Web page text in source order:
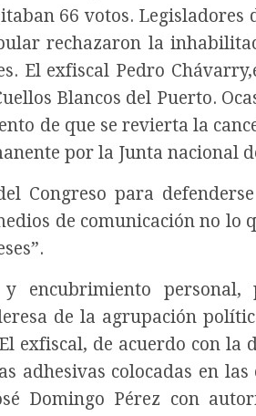
66 votos. Legisladores
rechazaron la
El exfiscal Pedro
Blancos del Puerto.
de que se revierta la
por la Junta nacional
Congreso para
de comunicación no lo
encubrimiento personal,
de la agrupación
exfiscal, de acuerdo con la
adhesivas colocadas en
Domingo Pérez con